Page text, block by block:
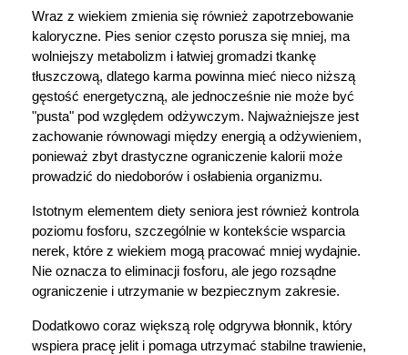
Wraz z wiekiem zmienia się również zapotrzebowanie
kaloryczne. Pies senior często porusza się mniej, ma
wolniejszy metabolizm i łatwiej gromadzi tkankę
tłuszczową, dlatego karma powinna mieć nieco niższą
gęstość energetyczną, ale jednocześnie nie może być
"pusta" pod względem odżywczym. Najważniejsze jest
zachowanie równowagi między energią a odżywieniem,
ponieważ zbyt drastyczne ograniczenie kalorii może
prowadzić do niedoborów i osłabienia organizmu.
Istotnym elementem diety seniora jest również kontrola
poziomu fosforu, szczególnie w kontekście wsparcia
nerek, które z wiekiem mogą pracować mniej wydajnie.
Nie oznacza to eliminacji fosforu, ale jego rozsądne
ograniczenie i utrzymanie w bezpiecznym zakresie.
Dodatkowo coraz większą rolę odgrywa błonnik, który
wspiera pracę jelit i pomaga utrzymać stabilne trawienie,